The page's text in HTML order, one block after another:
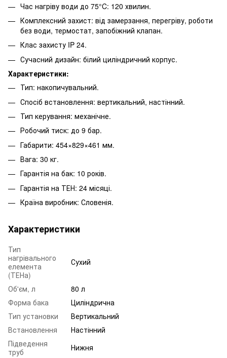
Час нагріву води до 75°C: 120 хвилин.
Комплексний захист: від замерзання, перегріву, роботи
без води, термостат, запобіжний клапан.
Клас захисту IP 24.
Сучасний дизайн: білий циліндричний корпус.
Характеристики:
Тип: накопичувальний.
Спосіб встановлення: вертикальний, настінний.
Тип керування: механічне.
Робочий тиск: до 9 бар.
Габарити: 454×829×461 мм.
Вага: 30 кг.
Гарантія на бак: 10 років.
Гарантія на ТЕН: 24 місяці.
Країна виробник: Словенія.
Характеристики
Тип
нагрівального
елемента
(ТЕНа)
Сухий
Об'єм, л
80 л
Форма бака
Циліндрична
Тип установки
Вертикальний
Встановлення
Настінний
Підведення
труб
Нижня